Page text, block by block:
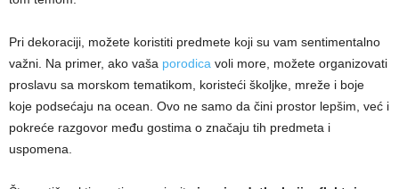
Pri dekoraciji, možete koristiti predmete koji su vam sentimentalno
važni. Na primer, ako vaša porodica voli more, možete organizovati
proslavu sa morskom tematikom, koristeći školjke, mreže i boje
koje podsećaju na ocean. Ovo ne samo da čini prostor lepšim, već i
pokreće razgovor među gostima o značaju tih predmeta i
uspomena.